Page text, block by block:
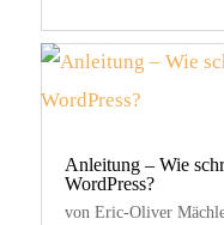
Anleitung – Wie
WordPress?
von Eric-Oliver